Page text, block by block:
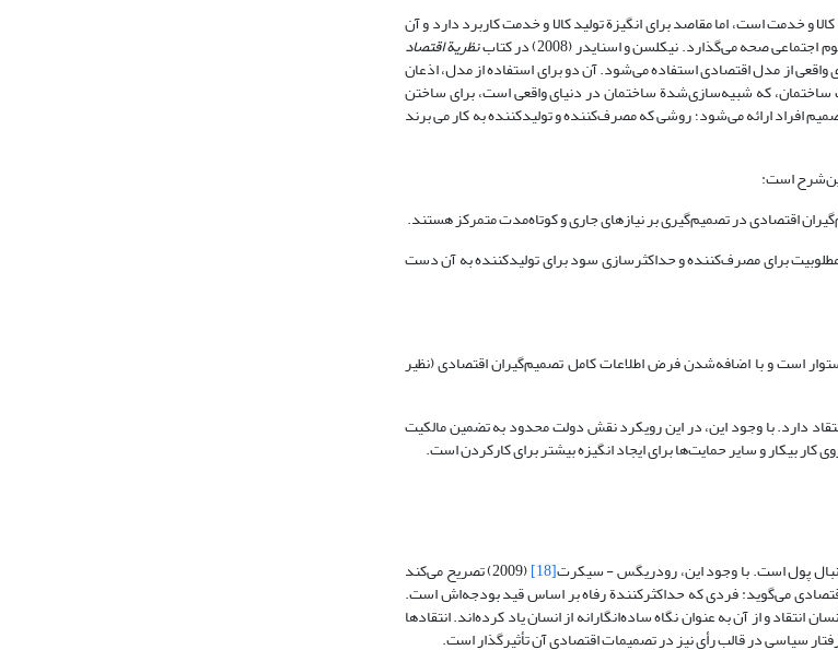
کالا و خدمت است، اما مقاصد برای انگیزة تولید کالا و خدمت کاربرد دارد و آن
صحه می‌گذارد. نیکلسن و اسنایدر (2008) در کتاب نظریة اقتصاد
واقعی از مدل اقتصادی استفاده می‌شود. آن دو برای استفاده از مدل، اذعان
که شبیه‌سازی‌شدة ساختمان در دنیای واقعی است، برای ساختن
افراد ارائه می‌شود؛ روشی که مصرف‌کننده و تولیدکننده به کار می برند
است:
اقتصادی در تصمیم‌گیری بر نیازهای جاری و کوتاه‌مدت متمرکز هستند.
برای مصرف‌کننده و حداکثرسازی سود برای تولیدکننده به آن دست
است و با اضافه‌شدن فرض اطلاعات کامل تصمیم‌گیران اقتصادی (نظیر
دارد. با وجود این، در این رویکرد نقش دولت محدود به تضمین مالکیت
کار بیکار و سایر حمایت‌ها برای ایجاد انگیزه بیشتر برای کارکردن است.
[18] (2009) تصریح می‌کند
می‌گوید: فردی که حداکثرکنندة رفاه بر اساس قید بودجه‌اش است.
نگاه به انسان انتقاد و از آن به عنوان نگاه ساده‌انگارانه از انسان یاد کرده‌اند. انتقادها
سیاسی در قالب رأی نیز در تصمیمات اقتصادی آن تأثیرگذار است.